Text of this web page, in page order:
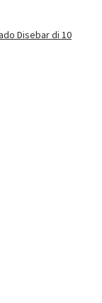
Disebar di 10